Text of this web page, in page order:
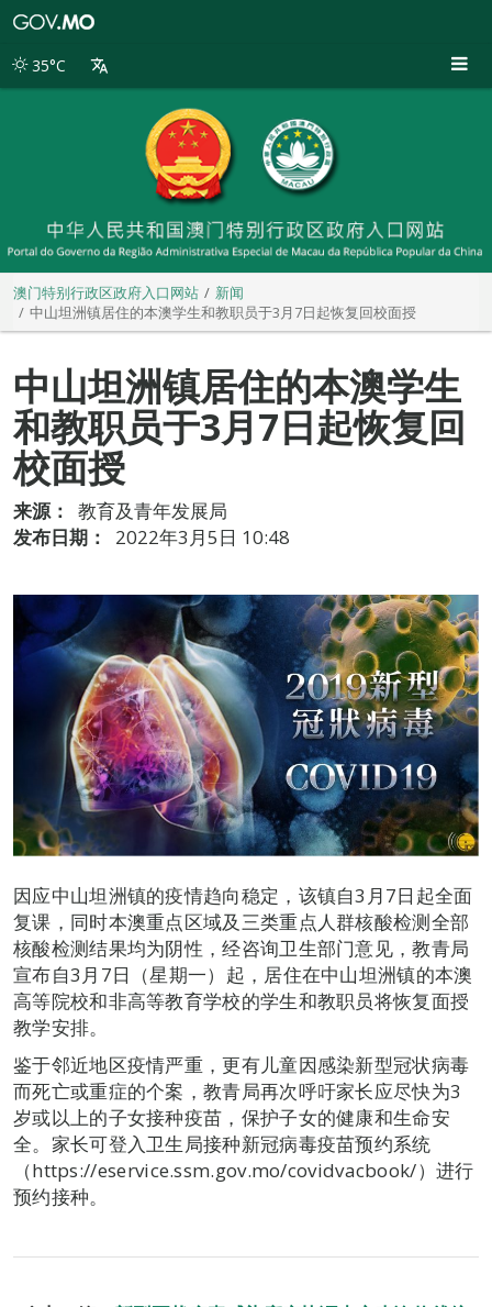
别
35°C
澳门特别行政区政府入口网站
新闻
中山坦洲镇居住的本澳学生和教职员于3月7日起恢复回校面授
中山坦洲镇居住的本澳学生
和教职员于3月7日起恢复回
校面授
来源：
教育及青年发展局
发布日期：
2022年3月5日 10:48
因应中山坦洲镇的疫情趋向稳定，该镇自3月7日起全面
复课，同时本澳重点区域及三类重点人群核酸检测全部
核酸检测结果均为阴性，经咨询卫生部门意见，教青局
宣布自3月7日（星期一）起，居住在中山坦洲镇的本澳
高等院校和非高等教育学校的学生和教职员将恢复面授
教学安排。
鉴于邻近地区疫情严重，更有儿童因感染新型冠状病毒
而死亡或重症的个案，教青局再次呼吁家长应尽快为3
岁或以上的子女接种疫苗，保护子女的健康和生命安
全。家长可登入卫生局接种新冠病毒疫苗预约系统
（https://eservice.ssm.gov.mo/covidvacbook/）进行
预约接种。